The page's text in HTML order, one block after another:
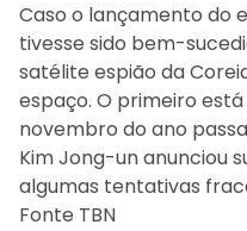
Caso o lançamento do
tivesse sido bem-
satélite espião da
espaço. O primeiro
novembro do ano
Kim Jong-un anunciou
algumas tentativas
Fonte TBN